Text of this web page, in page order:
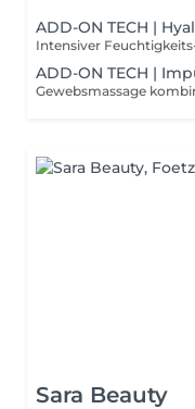
ADD-ON TECH |
ADD-ON TECH |
Sara Beauty